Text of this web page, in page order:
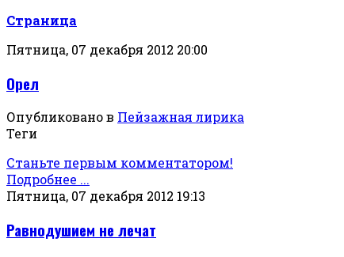
Страница
Пятница, 07 декабря 2012 20:00
Орел
Опубликовано в Пейзажная лирика
Теги
Станьте первым комментатором!
Подробнее ...
Пятница, 07 декабря 2012 19:13
Равнодушием не лечат